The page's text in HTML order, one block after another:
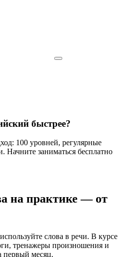
быстрее?
100 уровней, регулярные
Начните заниматься бесплатно
на практике — от
слова в речи. В курсе
тренажеры произношения и
первый месяц.